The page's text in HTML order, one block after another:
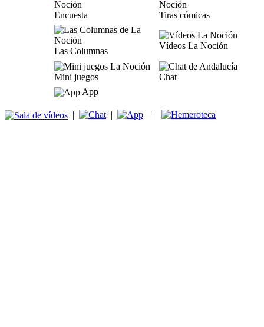
Encuesta Tiras cómicas
Las Columnas
Vídeos La Noción
Mini juegos
Chat
App
| | |